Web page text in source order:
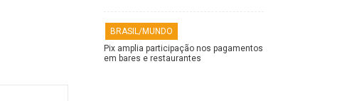
BRASIL/MUNDO
Pix amplia participação nos pagamentos
em bares e restaurantes